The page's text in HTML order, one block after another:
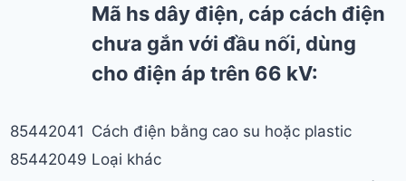
Mã hs dây điện, cáp cách điện
chưa gắn với đầu nối, dùng
cho điện áp trên 66 kV:
85442041 Cách điện bằng cao su hoặc plastic
85442049 Loại khác